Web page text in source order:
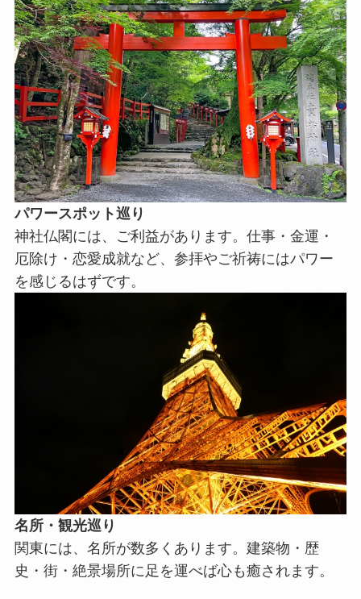
パワースポット巡り
神社仏閣には、ご利益があります。仕事・金運・
厄除け・恋愛成就など、参拝やご祈祷にはパワー
を感じるはずです。
名所・観光巡り
関東には、名所が数多くあります。建築物・歴
史・街・絶景場所に足を運べば心も癒されます。